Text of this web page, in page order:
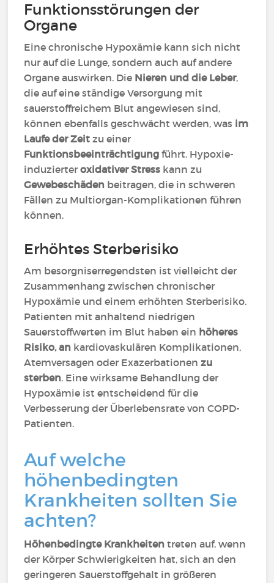
Funktionsstörungen der
Organe
Eine chronische Hypoxämie kann sich nicht
nur auf die Lunge, sondern auch auf andere
Organe auswirken. Die Nieren und die Leber,
die auf eine ständige Versorgung mit
sauerstoffreichem Blut angewiesen sind,
können ebenfalls geschwächt werden, was im
Laufe der Zeit zu einer
Funktionsbeeinträchtigung führt. Hypoxie-
induzierteroxidativer Stress kann zu
Gewebeschäden beitragen, die in schweren
Fällen zu Multiorgan-Komplikationen führen
können.
Erhöhtes Sterberisiko
Am besorgniserregendsten ist vielleicht der
Zusammenhang zwischen chronischer
Hypoxämie und einem erhöhten Sterberisiko.
Patienten mit anhaltend niedrigen
Sauerstoffwerten im Blut haben ein höheres
Risiko, an kardiovaskulären Komplikationen,
Atemversagen oder Exazerbationenzu
sterben. Eine wirksame Behandlung der
Hypoxämie ist entscheidend für die
Verbesserung der Überlebensrate von COPD-
Patienten.
Auf welche
höhenbedingten
Krankheiten sollten Sie
achten?
Höhenbedingte Krankheitentreten auf, wenn
der Körper Schwierigkeiten hat, sich an den
geringeren Sauerstoffgehalt in größeren